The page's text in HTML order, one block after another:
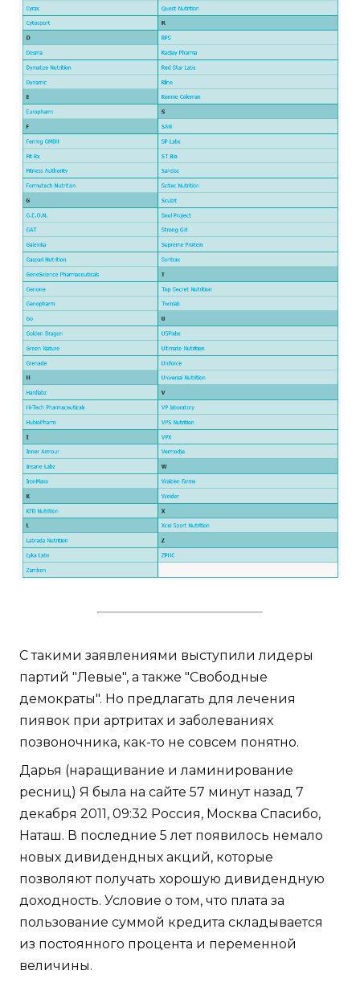
С такими заявлениями выступили лидеры
партий "Левые", а также "Свободные
демократы". Но предлагать для лечения
пиявок при артритах и заболеваниях
позвоночника, как-то не совсем понятно.
Дарья (наращивание и ламинирование
ресниц) Я была на сайте 57 минут назад 7
декабря 2011, 09:32 Россия, Москва Спасибо,
Наташ. В последние 5 лет появилось немало
новых дивидендных акций, которые
позволяют получать хорошую дивидендную
доходность. Условие о том, что плата за
пользование суммой кредита складывается
из постоянного процента и переменной
величины.